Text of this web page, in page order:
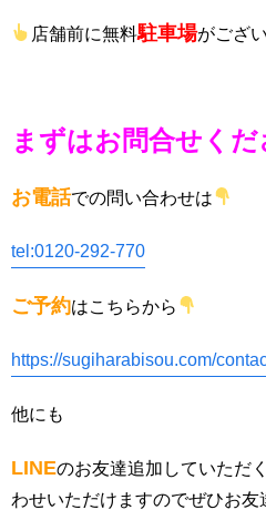
店舗前に無料駐車場がござ
まずはお問合せくだ
お電話での問い合わせは
tel:0120-292-770
ご予約はこちらから
https://sugiharabisou.com/
他にも
LINEのお友達追加していただ
わせいただけますのでぜひお友